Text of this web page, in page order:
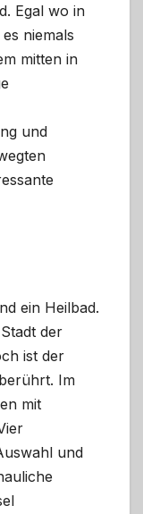
Egal wo in
niemals
mitten in
und
ein Heilbad.
der
ist der
Im
mit
und